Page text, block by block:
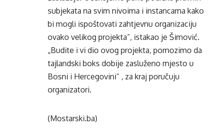
subjekata na svim nivoima i instancama kako
bi mogli ispoštovati zahtjevnu organizaciju
ovako velikog projekta”, istakao je Šimović.
„Budite i vi dio ovog projekta, pomozimo da
tajlandski boks dobije zasluženo mjesto u
Bosni i Hercegovini“ , za kraj poručuju
organizatori.
(Mostarski.ba)